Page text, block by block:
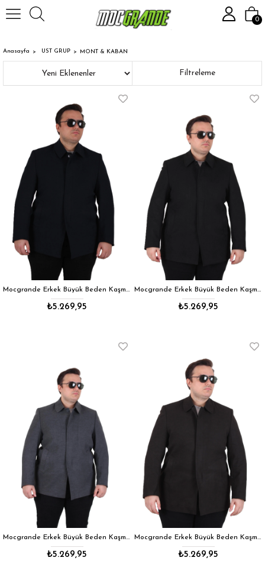
0
Anasayfa UST GRUP MONT & KABAN
Filtreleme
Sıralama
Mocgrande Erkek Büyük Beden Kaşmir Kaban 103008 LACIVERT
₺5.269,95
Mocgrande Erkek Büyük Beden Kaşmir Kaban 103008 SIYAH
₺5.269,95
Mocgrande Erkek Büyük Beden Kaşmir Kaban 103008 FUME
₺5.269,95
Mocgrande Erkek Büyük Beden Kaşmir Kaban 103008 KAHVERENGİ
₺5.269,95